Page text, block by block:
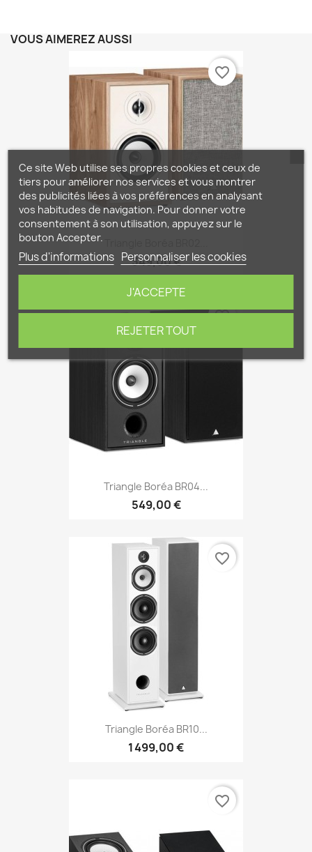
VOUS AIMEREZ AUSSI
349,00 €
favorite_border
Triangle Boréa BR04...
549,00 €
favorite_border
Triangle Boréa BR10...
1 499,00 €
favorite_border
favorite_border
Ce site Web utilise ses propres cookies et ceux de
tiers pour améliorer nos services et vous montrer
des publicités liées à vos préférences en analysant
vos habitudes de navigation. Pour donner votre
consentement à son utilisation, appuyez sur le
bouton Accepter.
Plus d'informations Personnaliser les cookies
REJETER TOUT
J'ACCEPTE